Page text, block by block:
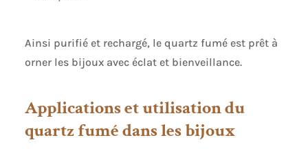
Ainsi purifié et rechargé, le quartz fumé est prêt à
orner les bijoux avec éclat et bienveillance.
Applications et utilisation du
quartz fumé dans les bijoux